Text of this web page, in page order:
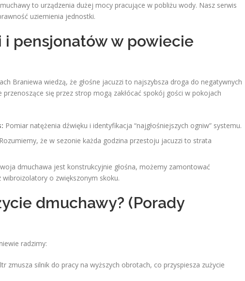
to urządzenia dużej mocy pracujące w pobliżu wody. Nasz serwis
uziemienia jednostki.
i pensjonatów w powiecie
Braniewa wiedzą, że głośne jacuzzi to najszybsza droga do negatywnych
się przez strop mogą zakłócać spokój gości w pokojach
Pomiar natężenia dźwięku i identyfikacja “najgłośniejszych ogniw” systemu.
Rozumiemy, że w sezonie każda godzina przestoju jacuzzi to strata
dmuchawa jest konstrukcyjnie głośna, możemy zamontować
o zwiększonym skoku.
dmuchawy? (Porady
radzimy:
zmusza silnik do pracy na wyższych obrotach, co przyspiesza zużycie